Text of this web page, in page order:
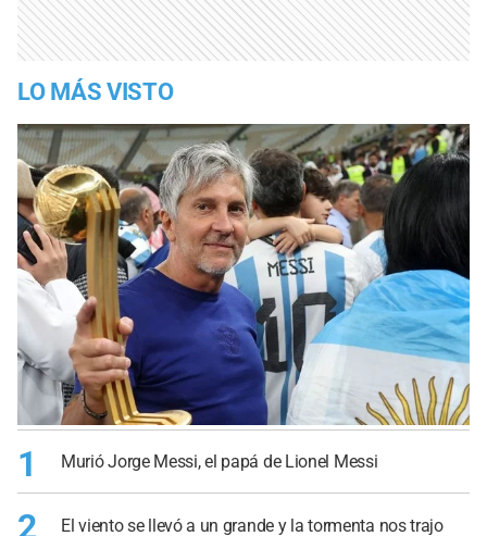
LO MÁS VISTO
1 Murió Jorge Messi, el papá de Lionel Messi
El viento se llevó a un grande y la tormenta nos trajo